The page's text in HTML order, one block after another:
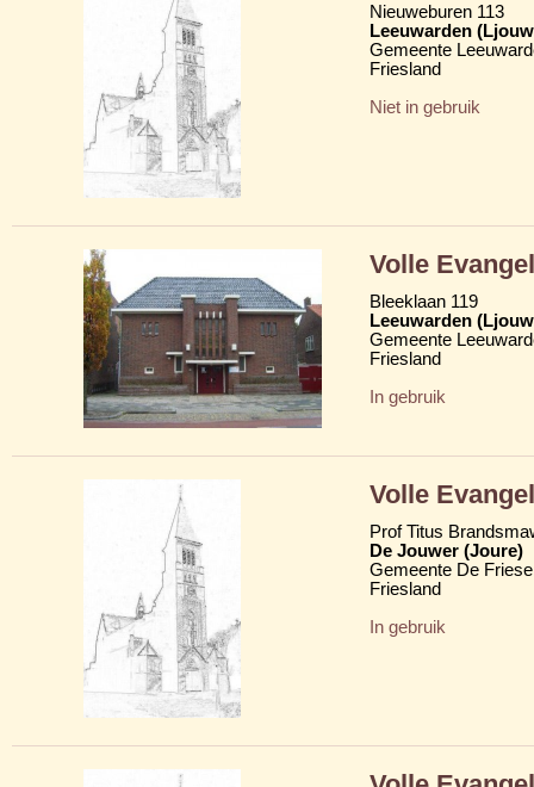
Nieuweburen 113
Leeuwarden
Gemeente
Friesland
Niet in gebruik
Volle
Bleeklaan 119
Leeuwarden
Gemeente
Friesland
In gebruik
Volle
Prof Titus
De Jouwer (Joure)
Gemeente De
Friesland
In gebruik